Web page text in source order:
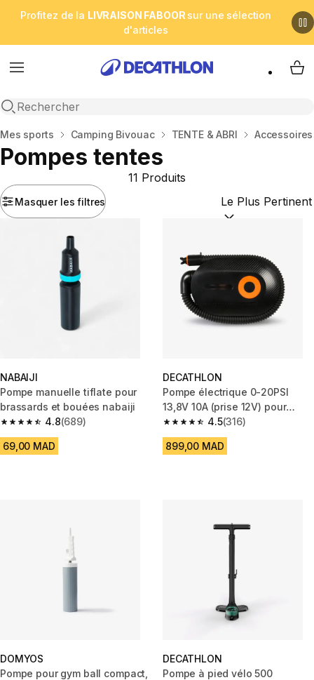
Profitez de la LIVRAISON FABOOR sur une sélection
d'articles
Menu
Open search
My
Accueil
Mes sports Camping Bivouac TENTE & ABRI
Pompes tentes
Masquer les filtres
11 Produits
Trier par :
NABAIJI
Pompe manuelle tiflate pour
brassards et bouées nabaiji
4.8
4.8 out of 5 stars from 689 reviews
(689)
69,00 MAD
DECATHLON
Pompe électrique 0-20PSI
13,8V 10A (prise 12V) pour
stand up paddle et kayaks
4.5
4.5 out of 5 stars from 316
(316)
899,00 MAD
DOMYOS
Pompe pour gym ball compact,
DECATHLON
Pompe à pied vélo 500